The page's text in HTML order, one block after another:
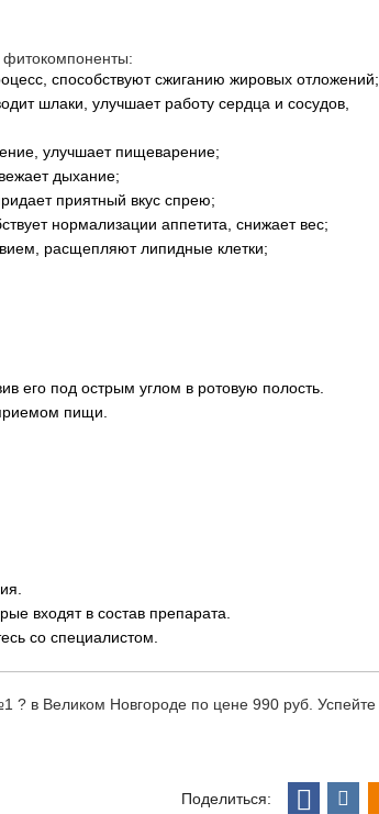
способствуют сжиганию жировых отложений;
шлаки, улучшает работу сердца и сосудов,
улучшает пищеварение;
дыхание;
приятный вкус спрею;
нормализации аппетита, снижает вес;
расщепляют липидные клетки;
его под острым углом в ротовую полость.
пищи.
входят в состав препарата.
со специалистом.
? в Великом Новгороде по цене 990 руб. Успейте
Поделиться: